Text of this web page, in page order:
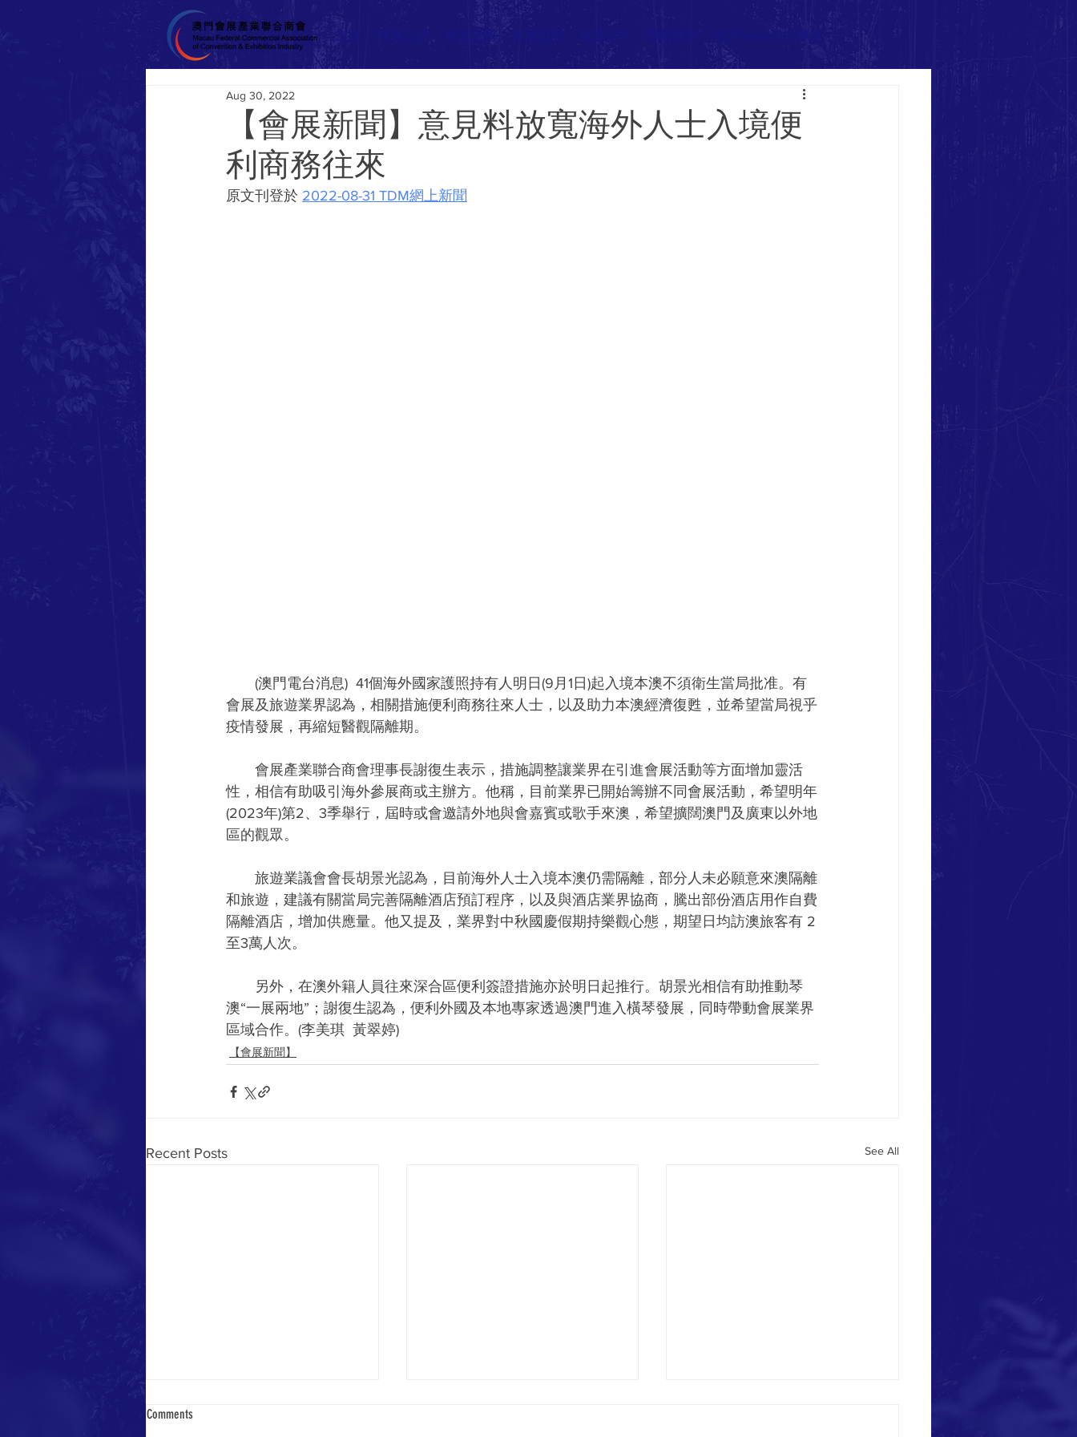
【會展新聞】意見料放寬海外人士入境便
利商務往來
Aug 30, 2022
原文刊登於 2022-08-31 TDM網上新聞
(澳門電台消息)  41個海外國家護照持有人明日(9月1日)起入境本澳不須衛生當局批准。有
會展及旅遊業界認為，相關措施便利商務往來人士，以及助力本澳經濟復甦，並希望當局視乎
疫情發展，再縮短醫觀隔離期。
會展產業聯合商會理事長謝復生表示，措施調整讓業界在引進會展活動等方面增加靈活
性，相信有助吸引海外參展商或主辦方。他稱，目前業界已開始籌辦不同會展活動，希望明年
(2023年)第2、3季舉行，屆時或會邀請外地與會嘉賓或歌手來澳，希望擴闊澳門及廣東以外地
區的觀眾。
旅遊業議會會長胡景光認為，目前海外人士入境本澳仍需隔離，部分人未必願意來澳隔離
和旅遊，建議有關當局完善隔離酒店預訂程序，以及與酒店業界協商，騰出部份酒店用作自費
隔離酒店，增加供應量。他又提及，業界對中秋國慶假期持樂觀心態，期望日均訪澳旅客有 2
至3萬人次。
另外，在澳外籍人員往來深合區便利簽證措施亦於明日起推行。胡景光相信有助推動琴
澳“一展兩地”；謝復生認為，便利外國及本地專家透過澳門進入橫琴發展，同時帶動會展業界
區域合作。(李美琪  黃翠婷)
【會展新聞】
Recent Posts See All
Comments